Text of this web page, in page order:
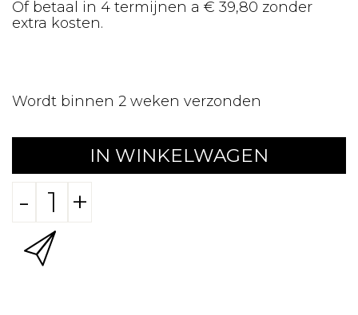
Of betaal in 4 termijnen a € 39,80 zonder
extra kosten.
Wordt binnen 2 weken verzonden
IN WINKELWAGEN
- +